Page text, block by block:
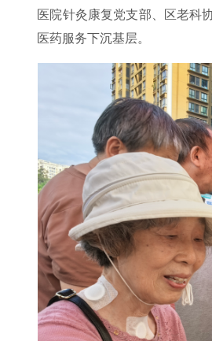
医院针灸康复党支部、区老科
医药服务下沉基层。